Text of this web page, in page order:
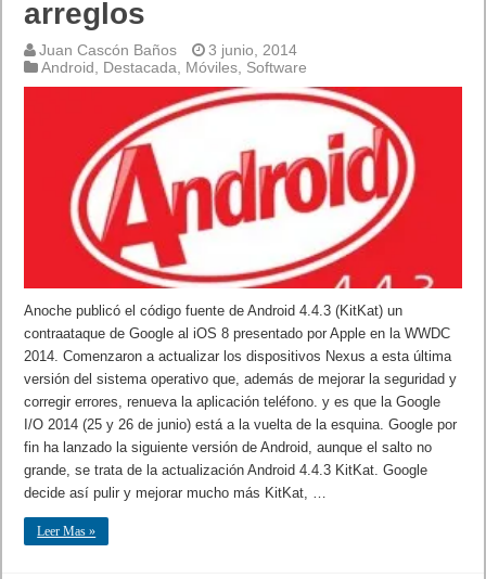
arreglos
Juan Cascón Baños
3 junio, 2014
Android
Destacada Móviles Software
Anoche publicó el código fuente de Android 4.4.3 (KitKat) un
contraataque de Google al iOS 8 presentado por Apple en la WWDC
2014. Comenzaron a actualizar los dispositivos Nexus a esta última
versión del sistema operativo que, además de mejorar la seguridad y
corregir errores, renueva la aplicación teléfono. y es que la Google
I/O 2014 (25 y 26 de junio) está a la vuelta de la esquina. Google por
fin ha lanzado la siguiente versión de Android, aunque el salto no
grande, se trata de la actualización Android 4.4.3 KitKat. Google
decide así pulir y mejorar mucho más KitKat, …
Leer Mas »